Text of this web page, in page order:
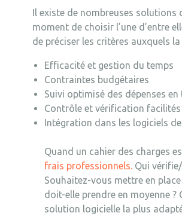
Il existe de nombreuses solutions
moment de choisir l’une d’entre
de préciser les critères auxquels
Efficacité et gestion du temps
Contraintes budgétaires
Suivi optimisé des dépenses en
Contrôle et vérification facilités
Intégration dans les logiciels
Quand un cahier des charges
frais professionnels.Qui vérifie/
Souhaitez-vous mettre en
doit-elle prendre en moyenne
solution logicielle la plus